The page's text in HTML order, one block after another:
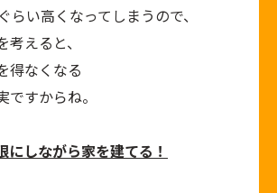
らい高くなってしまうので、
えると、
得なくなる
ですからね。
にしながら家を建てる！